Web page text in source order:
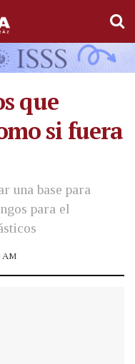
que
si fuera
una base para
para el
AM